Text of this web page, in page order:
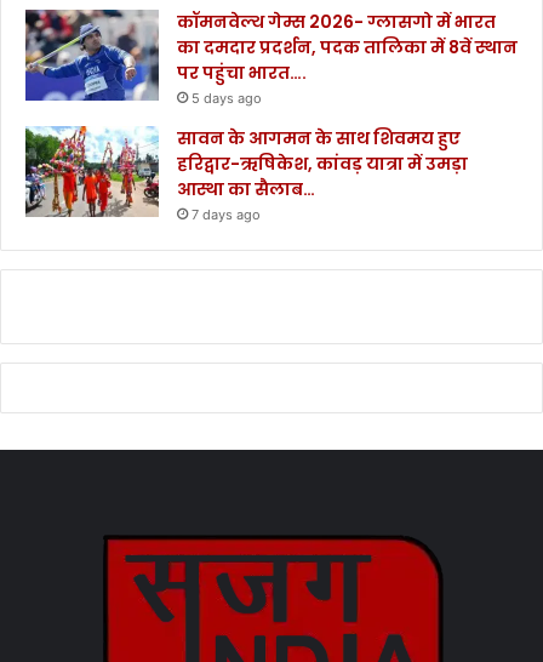
कॉमनवेल्थ गेम्स 2026- ग्लासगो में भारत
का दमदार प्रदर्शन, पदक तालिका में 8वें स्थान
पर पहुंचा भारत….
5 days ago
सावन के आगमन के साथ शिवमय हुए
हरिद्वार-ऋषिकेश, कांवड़ यात्रा में उमड़ा
आस्था का सैलाब…
7 days ago